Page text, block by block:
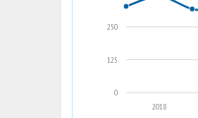
0
125
250
2018